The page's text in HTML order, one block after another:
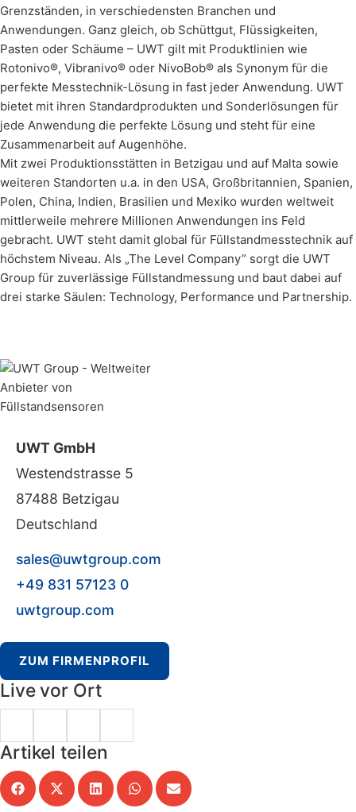
Grenzständen, in verschiedensten Branchen und
Anwendungen. Ganz gleich, ob Schüttgut, Flüssigkeiten,
Pasten oder Schäume – UWT gilt mit Produktlinien wie
Rotonivo®, Vibranivo® oder NivoBob® als Synonym für die
perfekte Messtechnik-Lösung in fast jeder Anwendung. UWT
bietet mit ihren Standardprodukten und Sonderlösungen für
jede Anwendung die perfekte Lösung und steht für eine
Zusammenarbeit auf Augenhöhe.
Mit zwei Produktionsstätten in Betzigau und auf Malta sowie
weiteren Standorten u.a. in den USA, Großbritannien, Spanien,
Polen, China, Indien, Brasilien und Mexiko wurden weltweit
mittlerweile mehrere Millionen Anwendungen ins Feld
gebracht. UWT steht damit global für Füllstandmesstechnik auf
höchstem Niveau. Als „The Level Company” sorgt die UWT
Group für zuverlässige Füllstandmessung und baut dabei auf
drei starke Säulen: Technology, Performance und Partnership.
UWT GmbH
Westendstrasse 5
87488 Betzigau
Deutschland
sales@uwtgroup.com
+49 831 57123 0
uwtgroup.com
ZUM FIRMENPROFIL
Live vor Ort
Artikel teilen